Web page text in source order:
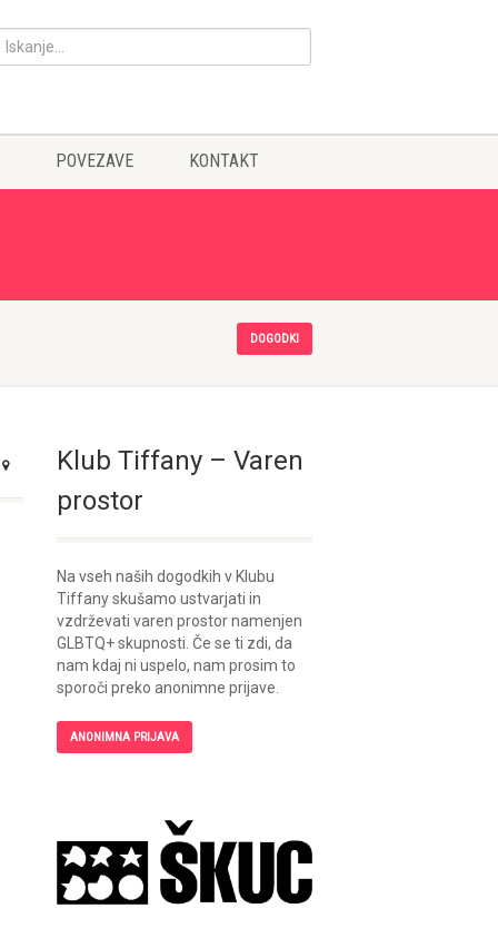
POVEZAVE KONTAKT
DOGODKI
Klub Tiffany – Varen
prostor
Na vseh naših dogodkih v Klubu
Tiffany skušamo ustvarjati in
vzdrževati varen prostor namenjen
GLBTQ+ skupnosti. Če se ti zdi, da
nam kdaj ni uspelo, nam prosim to
sporoči preko anonimne prijave.
ANONIMNA PRIJAVA